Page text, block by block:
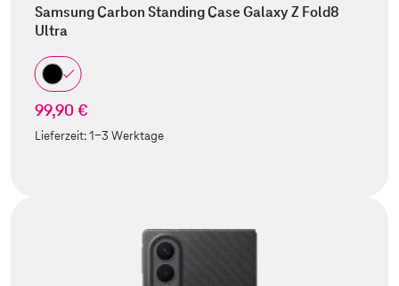
Samsung Carbon Standing Case Galaxy Z Fold8
Ultra
99,90 €
Lieferzeit:1-3 Werktage